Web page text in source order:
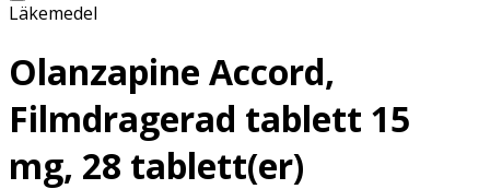
Läkemedel
Olanzapine Accord,
Filmdragerad tablett 15
mg, 28 tablett(er)